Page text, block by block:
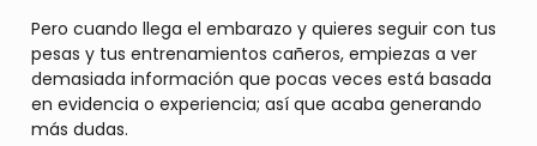
Pero cuando llega el embarazo y quieres seguir con tus
pesas y tus entrenamientos cañeros, empiezas a ver
demasiada información que pocas veces está basada
en evidencia o experiencia; así que acaba generando
más dudas.